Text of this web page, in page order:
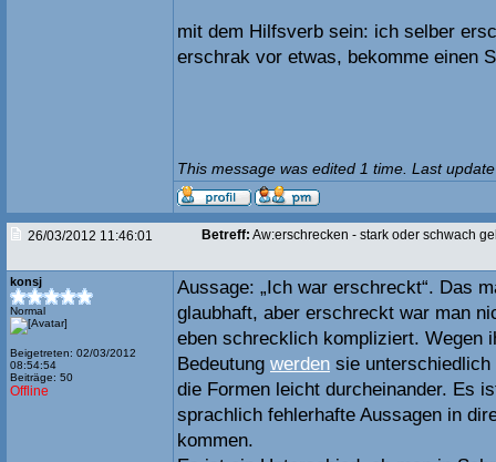
mit dem Hilfsverb sein: ich selber
erschrak vor etwas, bekomme einen
This message was edited 1 time. Last
26/03/2012 11:46:01 Betreff: Aw:erschrecken - stark oder schwach
konsj
Normal
Beigetreten: 02/03/2012
08:54:54
Beiträge: 50
Offline
Aussage: „Ich war erschreckt“. Das
glaubhaft, aber erschreckt war man
eben schrecklich kompliziert. Wegen
Bedeutung werden sie
die Formen leicht durcheinander. Es
sprachlich fehlerhafte Aussagen in
kommen.